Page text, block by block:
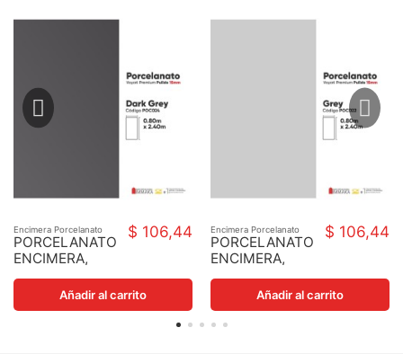
Encimera Porcelanato
PORCELANATO
ENCIMERA,
PAREDES Y
BAÑO DARK
GREY GLOSSY
$ 106,44
Añadir al carrito
Encimera Porcelanato
PORCELANATO
ENCIMERA,
PAREDES Y
BAÑO GREY
GLOSSY
80X240X15MM
$ 106,44
Añadir al carrito